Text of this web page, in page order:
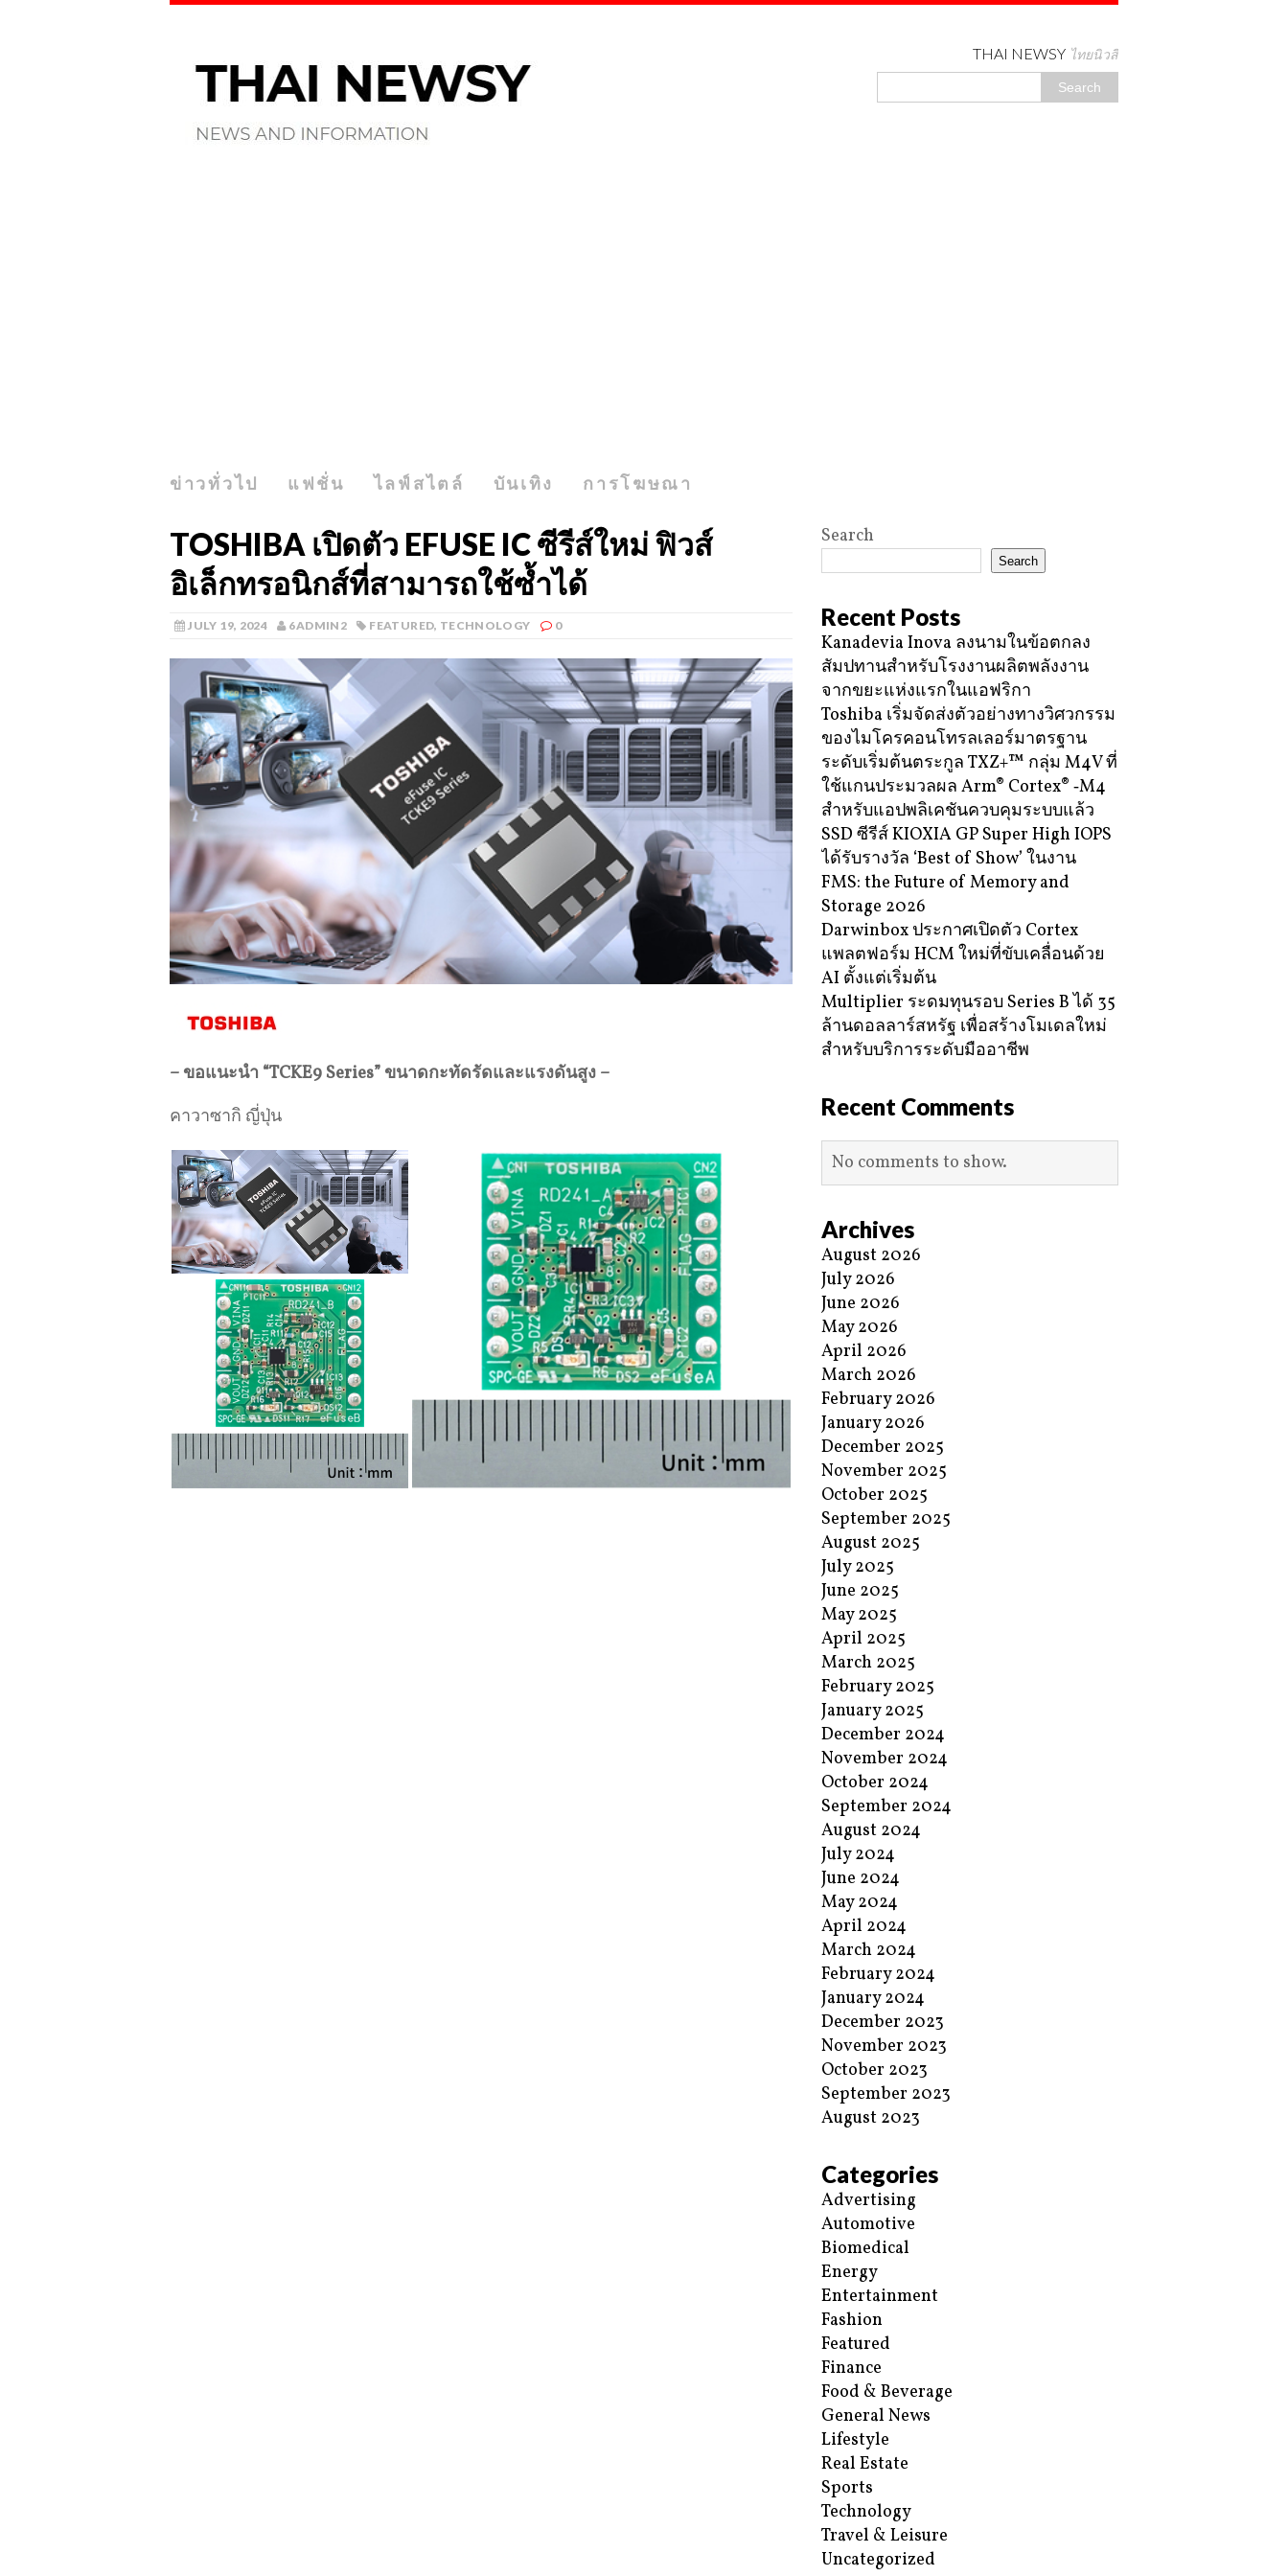
THAI NEWSY ไทยนิวสี่
ข่าวทั่วไป แฟชั่น ไลฟ์สไตล์ บันเทิง การโฆษณา
TOSHIBA เปิดตัว EFUSE IC ซีรีส์ใหม่ ฟิวส์
อิเล็กทรอนิกส์ที่สามารถใช้ซ้ำได้
JULY 19, 2024 6ADMIN2 FEATURED, TECHNOLOGY 0
– ขอแนะนํา “TCKE9 Series” ขนาดกะทัดรัดและแรงดันสูง –
คาวาซากิ ญี่ปุ่น
Search
Search
Recent Posts
Kanadevia Inova ลงนามในข้อตกลง
สัมปทานสำหรับโรงงานผลิตพลังงาน
จากขยะแห่งแรกในแอฟริกา
Toshiba เริ่มจัดส่งตัวอย่างทางวิศวกรรม
ของไมโครคอนโทรลเลอร์มาตรฐาน
ระดับเริ่มต้นตระกูล TXZ+™ กลุ่ม M4V ที่
ใช้แกนประมวลผล Arm® Cortex® ‑M4
สำหรับแอปพลิเคชันควบคุมระบบแล้ว
SSD ซีรีส์ KIOXIA GP Super High IOPS
ได้รับรางวัล ‘Best of Show’ ในงาน
FMS: the Future of Memory and
Storage 2026
Darwinbox ประกาศเปิดตัว Cortex
แพลตฟอร์ม HCM ใหม่ที่ขับเคลื่อนด้วย
AI ตั้งแต่เริ่มต้น
Multiplier ระดมทุนรอบ Series B ได้ 35
ล้านดอลลาร์สหรัฐ เพื่อสร้างโมเดลใหม่
สำหรับบริการระดับมืออาชีพ
Recent Comments
No comments to show.
Archives
August 2026
July 2026
June 2026
May 2026
April 2026
March 2026
February 2026
January 2026
December 2025
November 2025
October 2025
September 2025
August 2025
July 2025
June 2025
May 2025
April 2025
March 2025
February 2025
January 2025
December 2024
November 2024
October 2024
September 2024
August 2024
July 2024
June 2024
May 2024
April 2024
March 2024
February 2024
January 2024
December 2023
November 2023
October 2023
September 2023
August 2023
Categories
Advertising
Automotive
Biomedical
Energy
Entertainment
Fashion
Featured
Finance
Food & Beverage
General News
Lifestyle
Real Estate
Sports
Technology
Travel & Leisure
Uncategorized